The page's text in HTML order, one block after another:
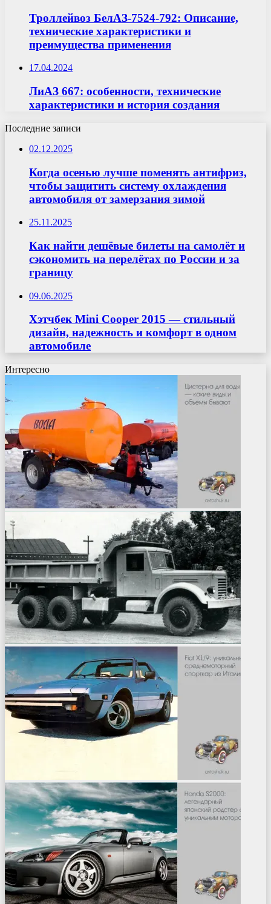
Троллейвоз БелАЗ-7524-792: Описание,
технические характеристики и
преимущества применения
17.04.2024
ЛиАЗ 667: особенности, технические
характеристики и история создания
Последние записи
02.12.2025
Когда осенью лучше поменять антифриз,
чтобы защитить систему охлаждения
автомобиля от замерзания зимой
25.11.2025
Как найти дешёвые билеты на самолёт и
сэкономить на перелётах по России и за
границу
09.06.2025
Хэтчбек Mini Cooper 2015 — стильный
дизайн, надежность и комфорт в одном
автомобиле
Интересно